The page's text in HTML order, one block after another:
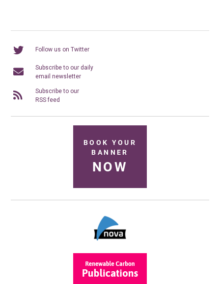
Follow us on Twitter
Subscribe to our daily
email newsletter
Subscribe to our
RSS feed
BOOK YOUR
BANNER
NOW